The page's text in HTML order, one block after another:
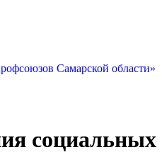
Самарской области»
социальных